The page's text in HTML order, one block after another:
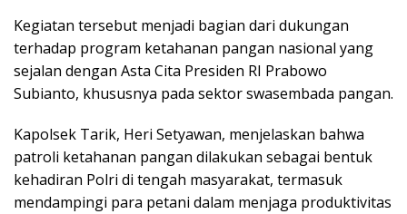
Kegiatan tersebut menjadi bagian dari dukungan
terhadap program ketahanan pangan nasional yang
sejalan dengan Asta Cita Presiden RI Prabowo
Subianto, khususnya pada sektor swasembada pangan.
Kapolsek Tarik, Heri Setyawan, menjelaskan bahwa
patroli ketahanan pangan dilakukan sebagai bentuk
kehadiran Polri di tengah masyarakat, termasuk
mendampingi para petani dalam menjaga produktivitas